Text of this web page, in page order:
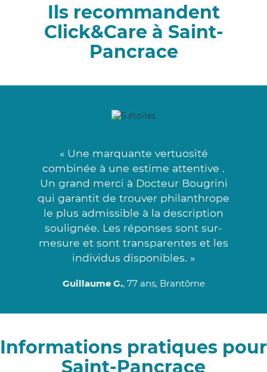
Ils recommandent
Click&Care à Saint-
Pancrace
« Une marquante vertuosité
combinée à une estime attentive .
Un grand merci à Docteur Bougrini
qui garantit de trouver philanthrope
le plus admissible à la description
soulignée. Les réponses sont sur-
mesure et sont transparentes et les
individus disponibles. »
Guillaume G., 77 ans, Brantôme
Informations pratiques pour
Saint-Pancrace